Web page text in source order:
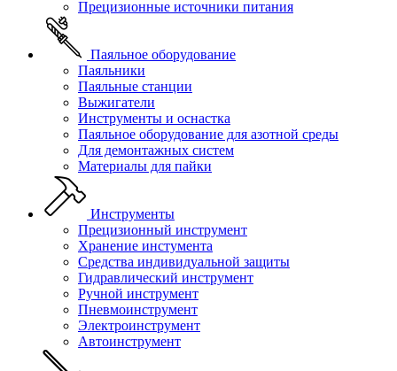
Прецизионные источники питания
Паяльное оборудование
Паяльники
Паяльные станции
Выжигатели
Инструменты и оснастка
Паяльное оборудование для азотной среды
Для демонтажных систем
Материалы для пайки
Инструменты
Прецизионный инструмент
Хранение инстумента
Средства индивидуальной защиты
Гидравлический инструмент
Ручной инструмент
Пневмоинструмент
Электроинструмент
Автоинструмент